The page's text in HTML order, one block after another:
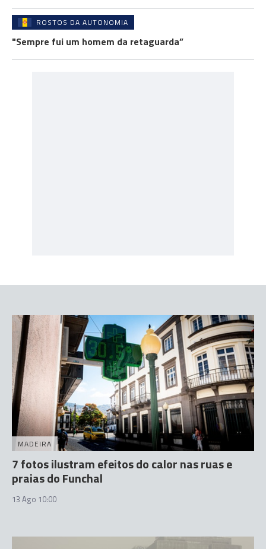
ROSTOS DA AUTONOMIA
"Sempre fui um homem da retaguarda”
MADEIRA
7 fotos ilustram efeitos do calor nas ruas e
praias do Funchal
13 Ago 10:00